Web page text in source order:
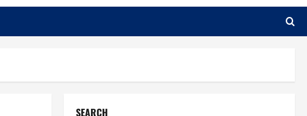
SEARCH